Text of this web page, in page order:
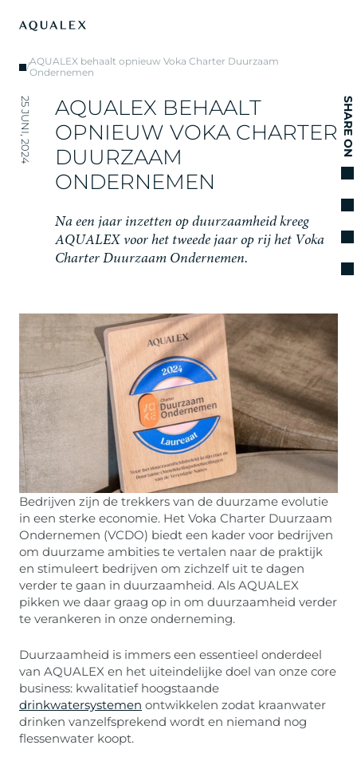
/AQUALEX behaalt opnieuw Voka Charter Duurzaam
Ondernemen
25 JUNI, 2024 AQUALEX BEHAALT
OPNIEUW VOKA CHARTER
DUURZAAM
ONDERNEMEN
Na een jaar inzetten op duurzaamheid kreeg
AQUALEX voor het tweede jaar op rij het Voka
Charter Duurzaam Ondernemen.
SHARE ON
Bedrijven zijn de trekkers van de duurzame evolutie
in een sterke economie. Het Voka Charter Duurzaam
Ondernemen (VCDO) biedt een kader voor bedrijven
om duurzame ambities te vertalen naar de praktijk
en stimuleert bedrijven om zichzelf uit te dagen
verder te gaan in duurzaamheid. Als AQUALEX
pikken we daar graag op in om duurzaamheid verder
te verankeren in onze onderneming.
Duurzaamheid is immers een essentieel onderdeel
van AQUALEX en het uiteindelijke doel van onze core
business: kwalitatief hoogstaande
drinkwatersystemen ontwikkelen zodat kraanwater
drinken vanzelfsprekend wordt en niemand nog
flessenwater koopt.